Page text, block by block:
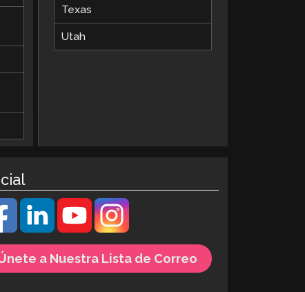
Texas
Utah
a Nuestra Lista de Correo